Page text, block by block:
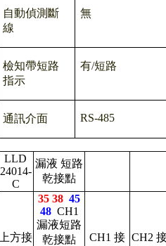
自動偵測斷
線
無
檢知帶短路
指示
有/短路
通訊介面 RS-485
LLD
24014-
C
漏液 短路
乾接點
上方接
35 38 45
48 CH1
漏液短路
乾接點
CH1 接 CH2